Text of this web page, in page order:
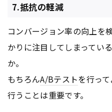
7.抵抗の軽減
コンバージョン率の向上を
かりに注目してしまってい
か。
もちろんA/Bテストを行っ
行うことは重要です。